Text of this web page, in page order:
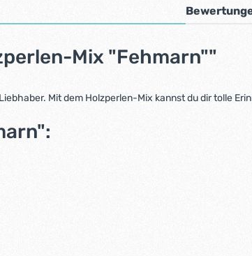
Mix "Fehmarn""
Mit dem Holzperlen-Mix kannst du dir tolle